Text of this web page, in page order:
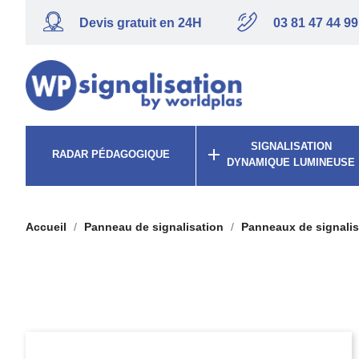
Devis gratuit en 24H 03 81 47 44 99
RADAR PÉDAGOGIQUE 
SIGNALISATION
DYNAMIQUE LUMINEUSE
Accueil Panneau de signalisation Panneaux de